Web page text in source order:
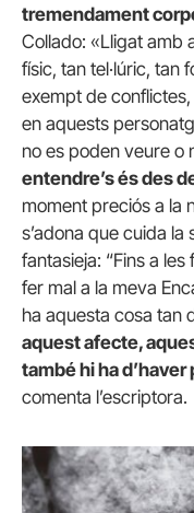
tremendament
Collado: «Lligat amb
físic, tan tel·lúric, tan
exempt de
en aquests
no es poden veure o
entendre’s és des
moment preciós a la
s’adona que cuida
fantasieja: “Fins a
fer mal a la meva
ha aquesta cosa tan
aquest afecte,
també hi ha d’haver
comenta l’escriptora.